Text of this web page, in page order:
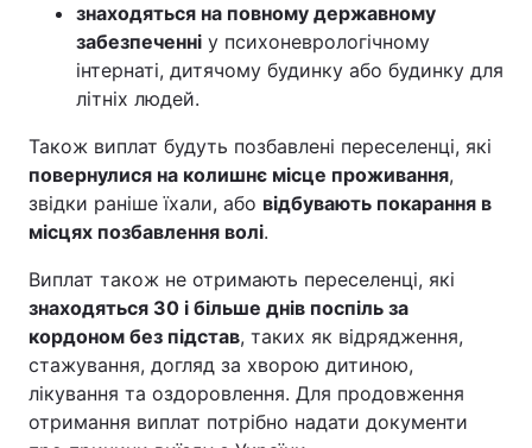
знаходяться на повному державному
забезпеченні у психоневрологічному
інтернаті, дитячому будинку або будинку для
літніх людей.
Також виплат будуть позбавлені переселенці, які
повернулися на колишнє місце проживання,
звідки раніше їхали, або відбувають покарання в
місцях позбавлення волі.
Виплат також не отримають переселенці, які
знаходяться 30 і більше днів поспіль за
кордоном без підстав, таких як відрядження,
стажування, догляд за хворою дитиною,
лікування та оздоровлення. Для продовження
отримання виплат потрібно надати документи